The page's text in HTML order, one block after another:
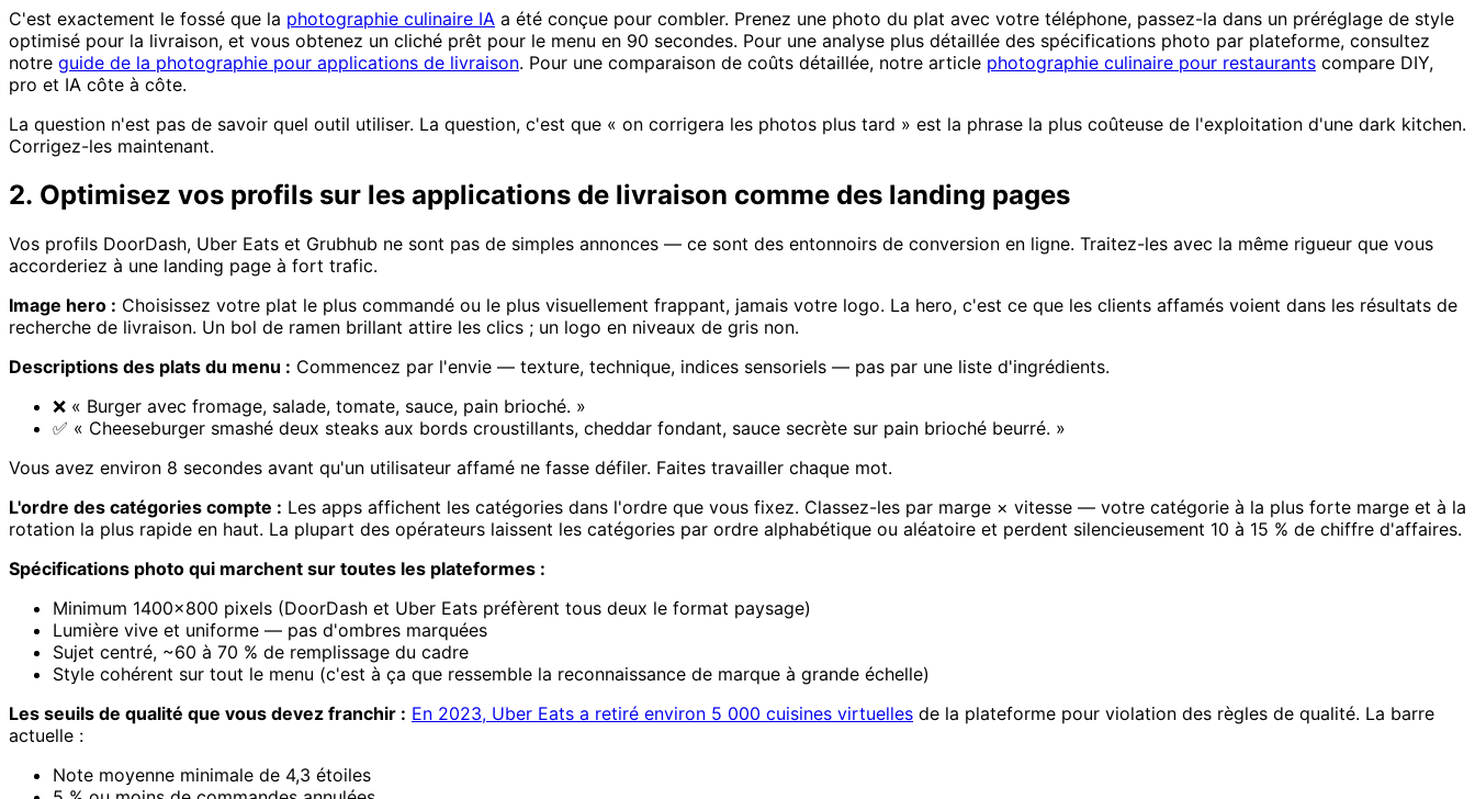
C'est exactement le fossé que la photographie culinaire IA a été conçue pour combler. Prenez une photo du plat avec votre téléphone, passez-la dans un préréglage de style
optimisé pour la livraison, et vous obtenez un cliché prêt pour le menu en 90 secondes. Pour une analyse plus détaillée des spécifications photo par plateforme, consultez
notre guide de la photographie pour applications de livraison. Pour une comparaison de coûts détaillée, notre article photographie culinaire pour restaurants compare DIY,
pro et IA côte à côte.
La question n'est pas de savoir quel outil utiliser. La question, c'est que « on corrigera les photos plus tard » est la phrase la plus coûteuse de l'exploitation d'une dark kitchen.
Corrigez-les maintenant.
2. Optimisez vos profils sur les applications de livraison comme des landing pages
Vos profils DoorDash, Uber Eats et Grubhub ne sont pas de simples annonces — ce sont des entonnoirs de conversion en ligne. Traitez-les avec la même rigueur que vous
accorderiez à une landing page à fort trafic.
Image hero : Choisissez votre plat le plus commandé ou le plus visuellement frappant, jamais votre logo. La hero, c'est ce que les clients affamés voient dans les résultats de
recherche de livraison. Un bol de ramen brillant attire les clics ; un logo en niveaux de gris non.
Descriptions des plats du menu : Commencez par l'envie — texture, technique, indices sensoriels — pas par une liste d'ingrédients.
❌ « Burger avec fromage, salade, tomate, sauce, pain brioché. »
✅ « Cheeseburger smashé deux steaks aux bords croustillants, cheddar fondant, sauce secrète sur pain brioché beurré. »
Vous avez environ 8 secondes avant qu'un utilisateur affamé ne fasse défiler. Faites travailler chaque mot.
L'ordre des catégories compte : Les apps affichent les catégories dans l'ordre que vous fixez. Classez-les par marge × vitesse — votre catégorie à la plus forte marge et à la
rotation la plus rapide en haut. La plupart des opérateurs laissent les catégories par ordre alphabétique ou aléatoire et perdent silencieusement 10 à 15 % de chiffre d'affaires.
Spécifications photo qui marchent sur toutes les plateformes :
Minimum 1400×800 pixels (DoorDash et Uber Eats préfèrent tous deux le format paysage)
Lumière vive et uniforme — pas d'ombres marquées
Sujet centré, ~60 à 70 % de remplissage du cadre
Style cohérent sur tout le menu (c'est à ça que ressemble la reconnaissance de marque à grande échelle)
Les seuils de qualité que vous devez franchir : En 2023, Uber Eats a retiré environ 5 000 cuisines virtuelles de la plateforme pour violation des règles de qualité. La barre
actuelle :
Note moyenne minimale de 4,3 étoiles